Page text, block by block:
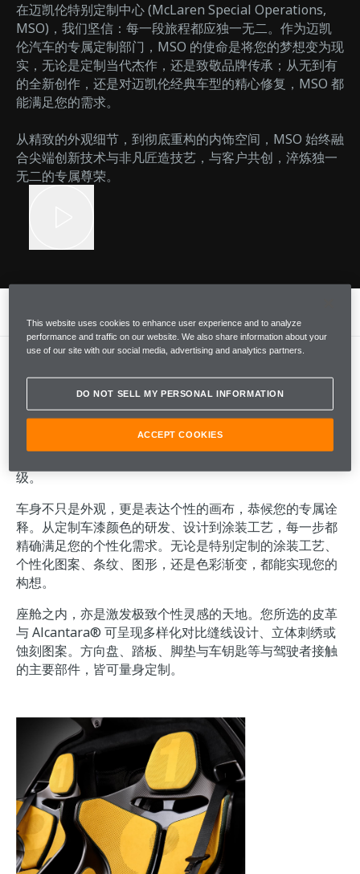
在迈凯伦特别定制中心 (McLaren Special Operations,
MSO)，我们坚信：每一段旅程都应独一无二。作为迈凯
伦汽车的专属定制部门，MSO 的使命是将您的梦想变为现
实，无论是定制当代杰作，还是致敬品牌传承；从无到有
的全新创作，还是对迈凯伦经典车型的精心修复，MSO 都
能满足您的需求。
从精致的外观细节，到彻底重构的内饰空间，MSO 始终融
合尖端创新技术与非凡匠造技艺，与客户共创，淬炼独一
无二的专属尊荣。
个性化定制，臻于至善
从车漆涂装、内饰材料，到碳纤维组件升级、定制设计细
级。
车身不只是外观，更是表达个性的画布，恭候您的专属诠
释。从定制车漆颜色的研发、设计到涂装工艺，每一步都
精确满足您的个性化需求。无论是特别定制的涂装工艺、
个性化图案、条纹、图形，还是色彩渐变，都能实现您的
构想。
座舱之内，亦是激发极致个性灵感的天地。您所选的皮革
与 Alcantara® 可呈现多样化对比缝线设计、立体刺绣或
蚀刻图案。方向盘、踏板、脚垫与车钥匙等与驾驶者接触
的主要部件，皆可量身定制。
This website uses cookies to enhance user experience and to analyze
performance and traffic on our website. We also share information about your
use of our site with our social media, advertising and analytics partners.
DO NOT SELL MY PERSONAL INFORMATION
ACCEPT COOKIES